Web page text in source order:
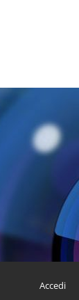
Accedi